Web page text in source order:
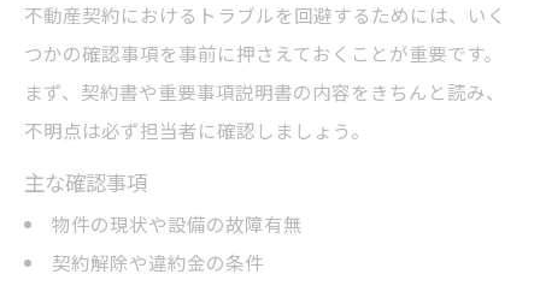
不動産契約におけるトラブルを回避するためには、いく
つかの確認事項を事前に押さえておくことが重要です。
まず、契約書や重要事項説明書の内容をきちんと読み、
不明点は必ず担当者に確認しましょう。
主な確認事項
物件の現状や設備の故障有無
契約解除や違約金の条件